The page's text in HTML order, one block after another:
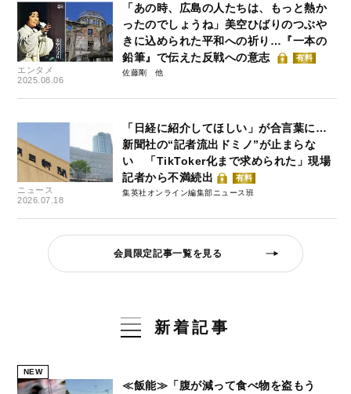
エンタメ
2025.08.06
「あの時、広島の人たちは、もっと熱か
ったのでしょうね」美空ひばりのつぶや
きに込められた平和への祈り…『一本の
鉛筆』で伝えた反戦への意志
有料
佐藤剛
ニュース
2026.07.18
「日経に紹介してほしい」が合言葉に…
新聞社の“記者流出ドミノ”が止まらな
い 「TikToker化まで求められた」現場
記者から不満続出
有料
集英社オンライン編集部ニュース班
会員限定記事一覧を見る
新着記事
NEW
≪飯能≫「腹が減って食べ物を盗もう